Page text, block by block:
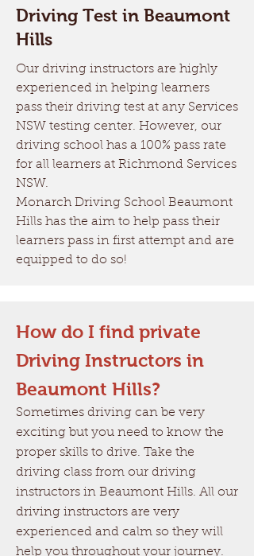
Driving Test in Beaumont
Hills
Our driving instructors are highly
experienced in helping learners
pass their driving test at any Services
NSW testing center. However, our
driving school has a 100% pass rate
for all learners at Richmond Services
NSW.
Monarch Driving School Beaumont
Hills has the aim to help pass their
learners pass in first attempt and are
equipped to do so!
How do I find private
Driving Instructors in
Beaumont Hills?
Sometimes driving can be very
exciting but you need to know the
proper skills to drive. Take the
driving class from our driving
instructors in Beaumont Hills. All our
driving instructors are very
experienced and calm so they will
help you throughout your journey.